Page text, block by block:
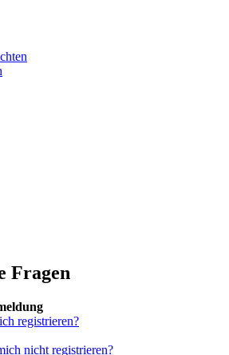
Fragen
registrieren?
nicht registrieren?